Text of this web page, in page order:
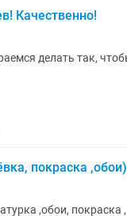
Качественно!
делать так,
покраска